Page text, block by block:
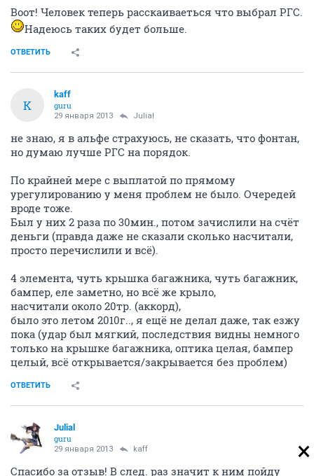
Воот! Человек теперь расскаиваеться что выбрал РГС.
Надеюсь таких будет больше.
ОТВЕТИТЬ
K
kaff
guru
29 января 2013 Julial
не знаю, я в альфе страхуюсь, не сказать, что фонтан,
но думаю лучше РГС на порядок.
По крайней мере с выплатой по прямому
урегулированию у меня проблем не было. Очередей
вроде тоже.
Был у них 2 раза по 30мин., потом зачислили на счёт
деньги (правда даже не сказали сколько насчитали,
просто перечислили и всё).
4 элемента, чуть крышка багажника, чуть багажник,
бампер, еле заметно, но всё же крыло,
насчитали около 20тр. (аккорд),
было это летом 2010г.., я ещё не делал даже, так езжу
пока (удар был мягкий, последствия видны немного
только на крышке багажника, оптика целая, бампер
целый, всё открывается/закрывается без проблем)
ОТВЕТИТЬ
Julial
guru
29 января 2013 kaff
Спасибо за отзыв! В след. раз значит к ним пойду